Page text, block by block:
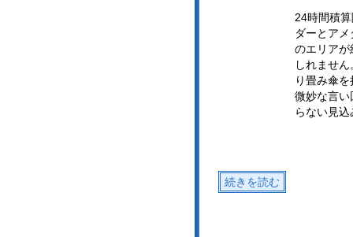
24時間積
ダーとア
のエリアが
しれませ
り畳み傘
微妙な言い
らない見込
続きを読む